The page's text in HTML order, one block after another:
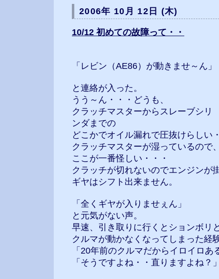
2006年 10月 12日 (木)
10/12 初めての故障って・・
「レビン（AE86）が動きませ～ん」
と連絡が入った。
うう～ん・・・どうも、
クラッチマスターからスレーブシリ
ンダまでの
どこかでオイル漏れで圧抜けらしい
クラッチマスターが湿っているので
ここが一番怪しい・・・
クラッチが切れないのでエンジンが
ギヤはシフト出来ません。
「全くギヤが入りませぇん」
と元気がない声。
早速、引き取りに行くとションボリ
クルマが動かなくなってしまった経
「20年前のクルマだからイロイロあ
「そうですよね・・直りますよね？